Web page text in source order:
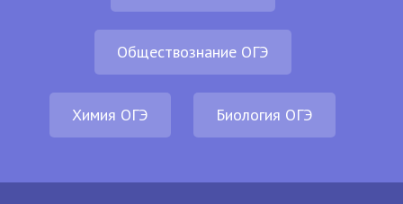
Обществознание ОГЭ
Химия ОГЭ Биология ОГЭ